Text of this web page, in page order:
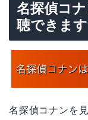
名探偵コ
聴できます
名探偵コナンを見